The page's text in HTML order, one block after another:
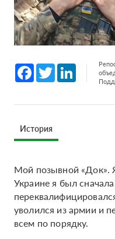
Facebook
Twitter LinkedIn
История
Мой позывной «Док».
Украине я был
уволился из армии и
всем по порядку.